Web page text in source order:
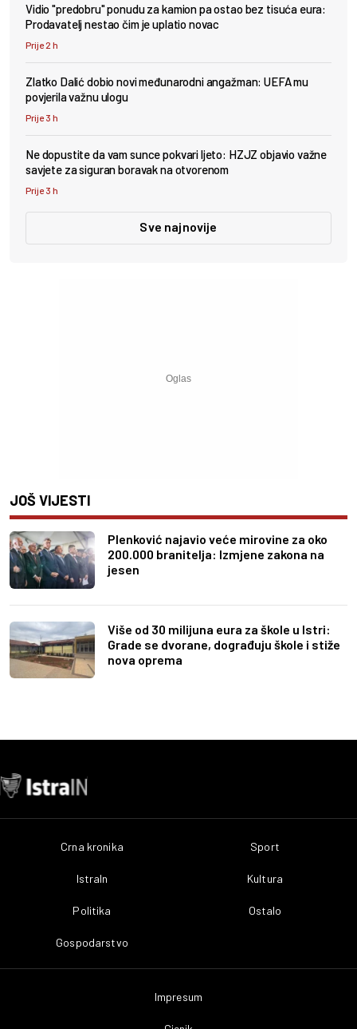
Vidio "predobru" ponudu za kamion pa ostao bez tisuća eura:
Prodavatelj nestao čim je uplatio novac
Prije 2 h
Zlatko Dalić dobio novi međunarodni angažman: UEFA mu
povjerila važnu ulogu
Prije 3 h
Ne dopustite da vam sunce pokvari ljeto: HZJZ objavio važne
savjete za siguran boravak na otvorenom
Prije 3 h
Sve najnovije
JOŠ VIJESTI
Plenković najavio veće mirovine za oko
200.000 branitelja: Izmjene zakona na
jesen
Više od 30 milijuna eura za škole u Istri:
Grade se dvorane, dograđuju škole i stiže
nova oprema
Crna kronika
IstraIn
Politika
Gospodarstvo
Sport
Kultura
Ostalo
Impresum